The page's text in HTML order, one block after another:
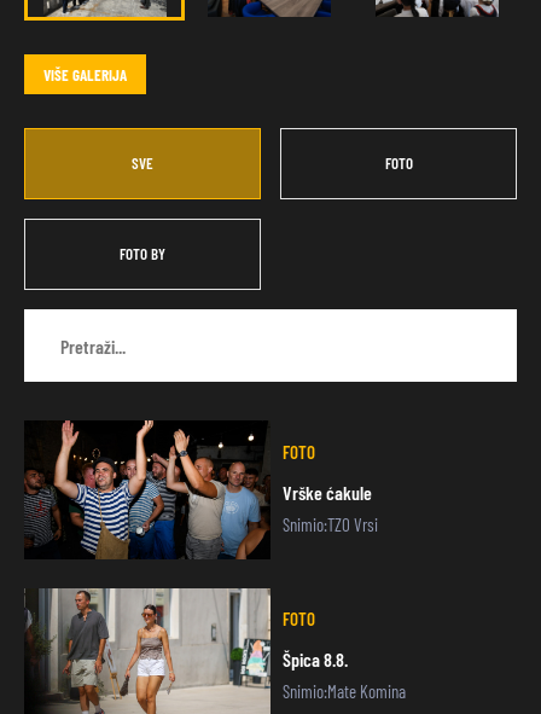
VIŠE GALERIJA
SVE FOTO
FOTO BY
FOTO
Vrške ćakule
Snimio:TZO Vrsi
FOTO
Špica 8.8.
Snimio:Mate Komina